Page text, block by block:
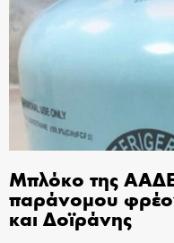
Μπλόκο της
παράνομου
και Δοϊράνης